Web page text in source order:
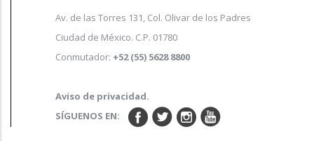
Av. de las Torres 131, Col. Olivar de los Padres
Ciudad de México. C.P. 01780
Conmutador: +52 (55) 5628 8800
Aviso de privacidad.
SÍGUENOS EN: